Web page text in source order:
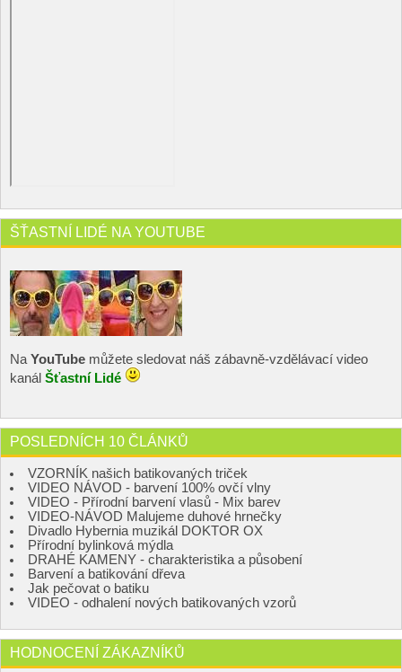
ŠŤASTNÍ LIDÉ NA YOUTUBE
Na YouTube můžete sledovat náš zábavně-vzdělávací video
kanál Šťastní Lidé
POSLEDNÍCH 10 ČLÁNKŮ
VZORNÍK našich batikovaných triček
VIDEO NÁVOD - barvení 100% ovčí vlny
VIDEO - Přírodní barvení vlasů - Mix barev
VIDEO-NÁVOD Malujeme duhové hrnečky
Divadlo Hybernia muzikál DOKTOR OX
Přírodní bylinková mýdla
DRAHÉ KAMENY - charakteristika a působení
Barvení a batikování dřeva
Jak pečovat o batiku
VIDEO - odhalení nových batikovaných vzorů
HODNOCENÍ ZÁKAZNÍKŮ